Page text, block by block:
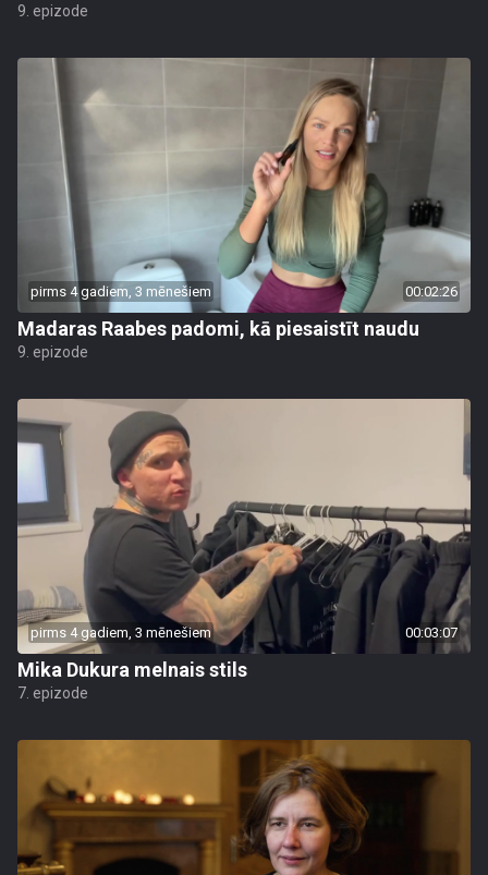
9. epizode
pirms 4 gadiem, 3 mēnešiem 00:02:26
Madaras Raabes padomi, kā piesaistīt naudu
9. epizode
pirms 4 gadiem, 3 mēnešiem 00:03:07
Mika Dukura melnais stils
7. epizode